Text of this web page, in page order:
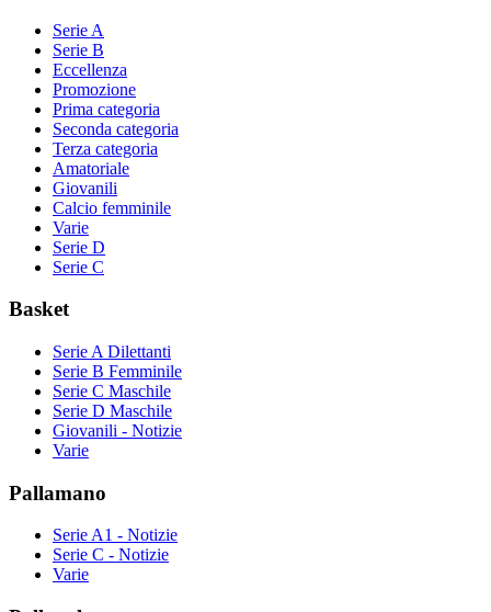
Serie A
Serie B
Eccellenza
Promozione
Prima categoria
Seconda categoria
Terza categoria
Amatoriale
Giovanili
Calcio femminile
Varie
Serie D
Serie C
Basket
Serie A Dilettanti
Serie B Femminile
Serie C Maschile
Serie D Maschile
Giovanili - Notizie
Varie
Pallamano
Serie A1 - Notizie
Serie C - Notizie
Varie